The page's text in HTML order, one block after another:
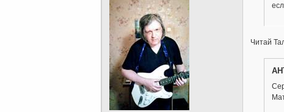
Читай